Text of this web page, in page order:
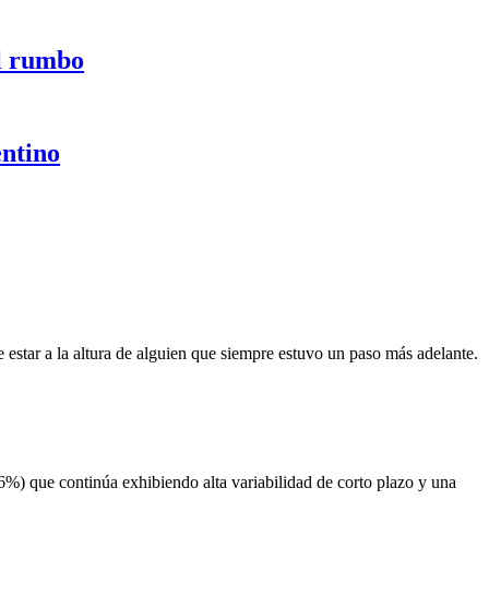
rumbo
a la altura de alguien que siempre estuvo un paso más adelante.
que continúa exhibiendo alta variabilidad de corto plazo y una